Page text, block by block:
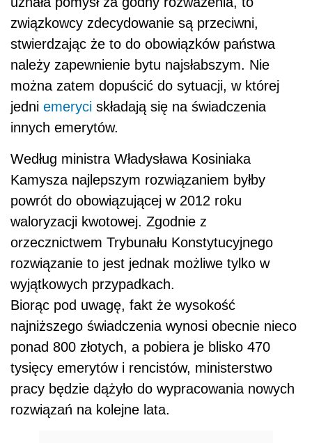
związkowcy zdecydowanie są przeciwni,
stwierdzając że to do obowiązków państwa
należy zapewnienie bytu najsłabszym. Nie
można zatem dopuścić do sytuacji, w której
jedni emeryci składają się na świadczenia
innych emerytów.
Według ministra Władysława Kosiniaka
Kamysza najlepszym rozwiązaniem byłby
powrót do obowiązującej w 2012 roku
waloryzacji kwotowej. Zgodnie z
orzecznictwem Trybunału Konstytucyjnego
rozwiązanie to jest jednak możliwe tylko w
wyjątkowych przypadkach.
Biorąc pod uwagę, fakt że wysokość
najniższego świadczenia wynosi obecnie nieco
ponad 800 złotych, a pobiera je blisko 470
tysięcy emerytów i rencistów, ministerstwo
pracy będzie dążyło do wypracowania nowych
rozwiązań na kolejne lata.